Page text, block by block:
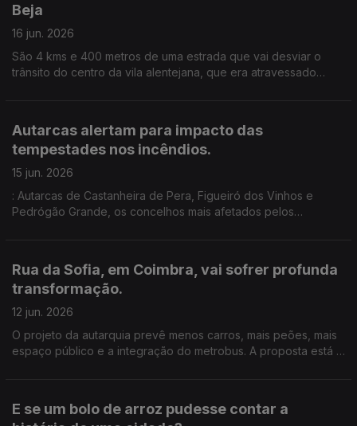
Beja
16 jun. 2026
São 4 kms e 400 metros de uma estrada que vai desviar o
trânsito do centro da vila alentejana, que era atravessado
Autarcas alertam para impacto das
tempestades nos incêndios.
15 jun. 2026
: Autarcas de Castanheira de Pera, Figueiró dos Vinhos e
Pedrógão Grande, os concelhos mais afetados pelos
Rua da Sofia, em Coimbra, vai sofrer profunda
transformação.
12 jun. 2026
O projeto da autarquia prevê menos carros, mais peões, mais
espaço público e a integração do metrobus. A proposta está a
E se um bolo de arroz pudesse contar a